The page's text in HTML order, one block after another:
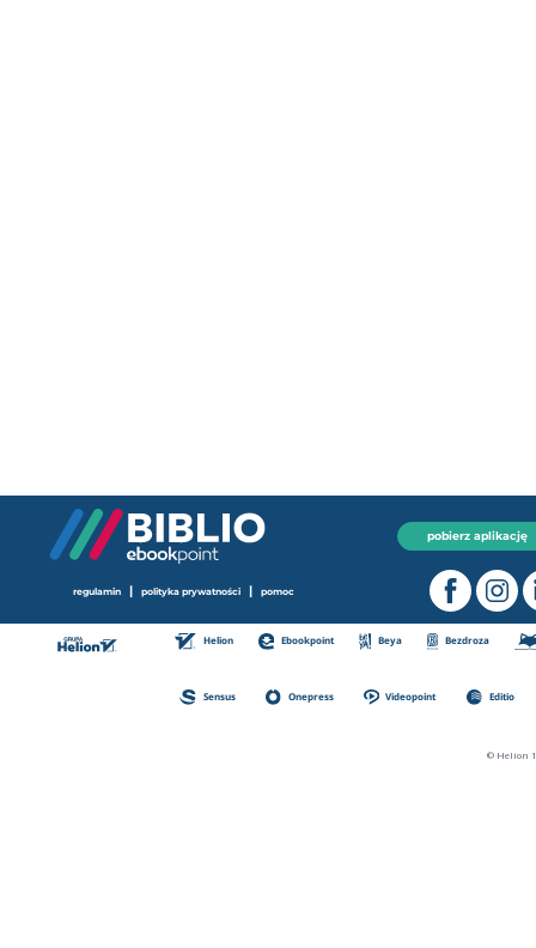
pobierz aplikację
regulamin | polityka prywatności | pomoc
Helion Ebookpoint Beya Bezdroza
Sensus Onepress Videopoint Editio
© Helion